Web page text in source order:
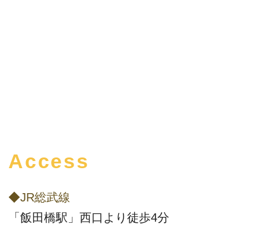
Access
◆JR総武線
「飯田橋駅」西口より徒歩4分